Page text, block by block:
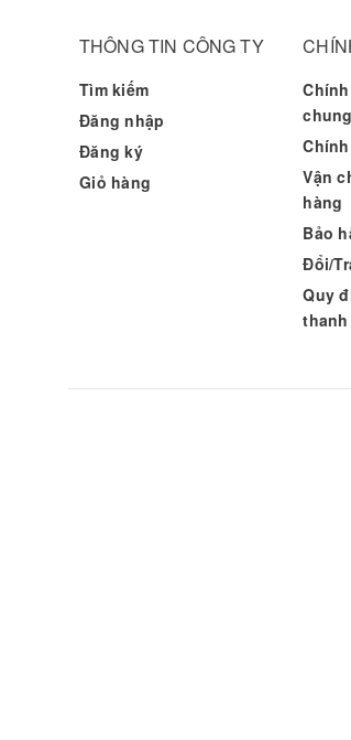
THÔNG TIN CÔNG TY
Tìm kiếm
Đăng nhập
Đăng ký
Giỏ hàng
chung
Vận
hàng
Bảo
Đổi/
Quy